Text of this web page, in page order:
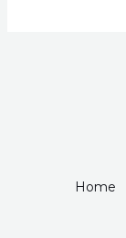
Home